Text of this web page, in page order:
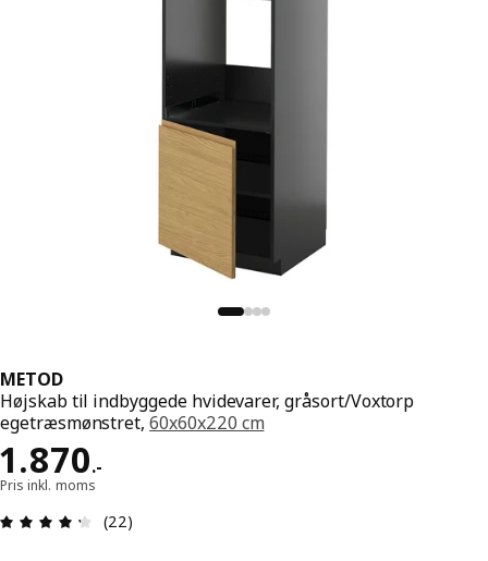
METOD
Højskab til indbyggede hvidevarer, gråsort/Voxtorp
egetræsmønstret,60x60x220 cm
1.870.-
Pris 1870.-
Pris inkl. moms
Anmeldelse: 4.3 Ud af 5 Stjerner. Anmeldelser i
(22)